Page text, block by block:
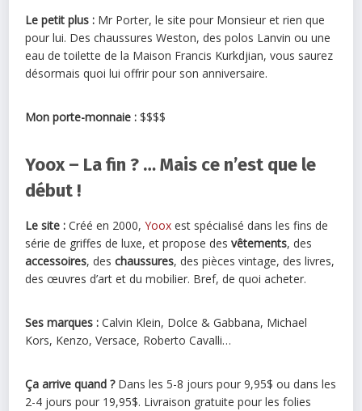
Le petit plus : Mr Porter, le site pour Monsieur et rien que
pour lui. Des chaussures Weston, des polos Lanvin ou une
eau de toilette de la Maison Francis Kurkdjian, vous saurez
désormais quoi lui offrir pour son anniversaire.
Mon porte-monnaie : $$$$
Yoox – La fin ? … Mais ce n’est que le
début !
Le site : Créé en 2000,Yoox est spécialisé dans les fins de
série de griffes de luxe, et propose desvêtements, des
accessoires, deschaussures, des pièces vintage, des livres,
des œuvres d’art et du mobilier. Bref, de quoi acheter.
Ses marques : Calvin Klein, Dolce & Gabbana, Michael
Kors, Kenzo, Versace, Roberto Cavalli…
Ça arrive quand ?Dans les 5-8 jours pour 9,95$ ou dans les
2-4 jours pour 19,95$. Livraison gratuite pour les folies